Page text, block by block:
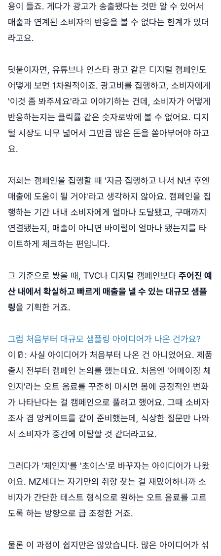
용이 들죠. 게다가 광고가 송출됐다는 것만 알 수 있어서
매출과 연계된 소비자의 반응을 볼 수 없다는 한계가 있더
라고요.
덧붙이자면, 유튜브나 인스타 광고 같은 디지털 캠페인도
어떻게 보면 1차원적이죠. 광고비를 집행하고, 소비자에게
'이것 좀 봐주세요'라고 이야기하는 건데, 소비자가 어떻게
반응하는지는 클릭률 같은 숫자로밖에 볼 수 없어요. 디지
털 시장도 너무 넓어서 그만큼 많은 돈을 쏟아부어야 하고
요.
저희는 캠페인을 집행할 때 '지금 집행하고 나서 N년 후엔
매출에 도움이 될 거야'라고 생각하지 않아요. 캠페인을 집
행하는 기간 내내 소비자에게 얼마나 도달됐고, 구매까지
연결됐는지, 매출이 아니면 바이럴이 얼마나 됐는지를 타
이트하게 체크하는 편입니다.
그 기준으로 봤을 때, TVC나 디지털 캠페인보다 주어진 예
산 내에서 확실하고 빠르게 매출을 낼 수 있는 대규모 샘플
링을 기획한 거죠.
그럼 처음부터 대규모 샘플링 아이디어가 나온 건가요?
이🥛: 사실 아이디어가 처음부터 나온 건 아니었어요. 제품
출시 전부터 캠페인 논의를 했는데요. 처음엔 '어메이징 체
인지'라는 오트 음료를 꾸준히 마시면 몸에 긍정적인 변화
가 나타난다는 걸 캠페인으로 풀려고 했어요. 그때 소비자
조사 겸 앙케이트를 같이 준비했는데, 식상한 질문만 나와
서 소비자가 중간에 이탈할 것 같더라고요.
그러다가 '체인지'를 '초이스'로 바꾸자는 아이디어가 나왔
어요. MZ세대는 자기만의 취향 찾는 걸 재밌어하니까 소
비자가 간단한 테스트 형식으로 원하는 오트 음료를 고르
도록 하는 방향으로 급 조정한 거죠.
물론 이 과정이 쉽지만은 않았습니다. 많은 아이디어가 섞